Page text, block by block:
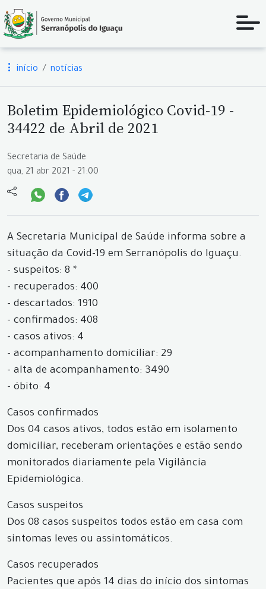
início notícias
Boletim Epidemiológico Covid-19 -
34422 de Abril de 2021
Secretaria de Saúde
qua, 21 abr 2021 - 21:00
A Secretaria Municipal de Saúde informa sobre a
situação da Covid-19 em Serranópolis do Iguaçu.
- suspeitos: 8 *
- recuperados: 400
- descartados: 1910
- confirmados: 408
- casos ativos: 4
- acompanhamento domiciliar: 29
- alta de acompanhamento: 3490
- óbito: 4
Casos confirmados
Dos 04 casos ativos, todos estão em isolamento
domiciliar, receberam orientações e estão sendo
monitorados diariamente pela Vigilância
Epidemiológica.
Casos suspeitos
Dos 08 casos suspeitos todos estão em casa com
sintomas leves ou assintomáticos.
Casos recuperados
Pacientes que após 14 dias do início dos sintomas